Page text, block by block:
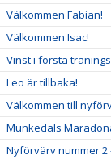
Välkommen Fabian!
Välkommen Isac!
Vinst i första
Leo är tillbaka!
Välkommen till
Munkedals
Nyförvärv nummer 2